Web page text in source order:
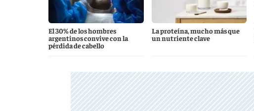
El 30% de los hombres
argentinos convive con la
pérdida de cabello
La proteína, mucho más que
un nutriente clave